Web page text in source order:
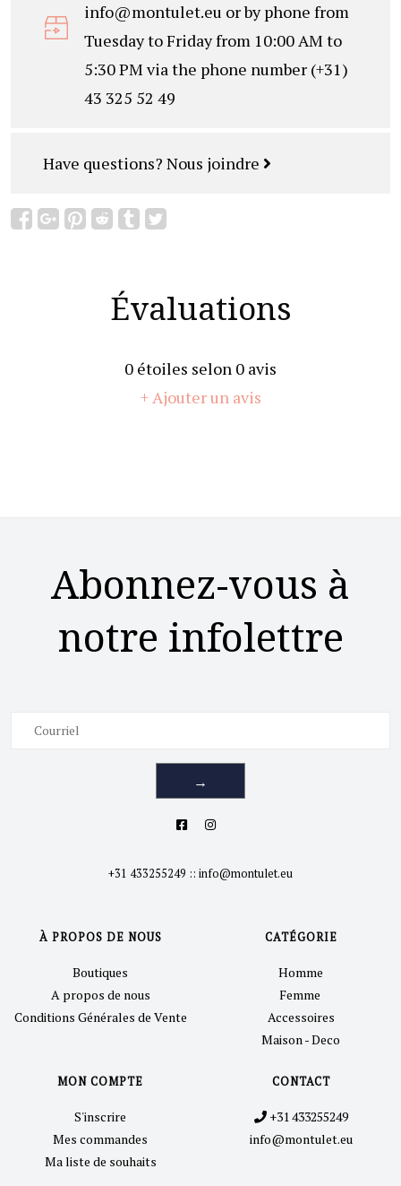
info@montulet.eu or by phone from
Tuesday to Friday from 10:00 AM to
5:30 PM via the phone number (+31)
43 325 52 49
Have questions? Nous joindre
Évaluations
0 étoiles selon 0 avis
+ Ajouter un avis
Abonnez-vous à
notre infolettre
→
+31 433255249 :: info@montulet.eu
À PROPOS DE NOUS
Boutiques
A propos de nous
Conditions Générales de Vente
CATÉGORIE
Homme
Femme
Accessoires
Maison - Deco
MON COMPTE
S'inscrire
Mes commandes
Ma liste de souhaits
CONTACT
+31 433255249
info@montulet.eu